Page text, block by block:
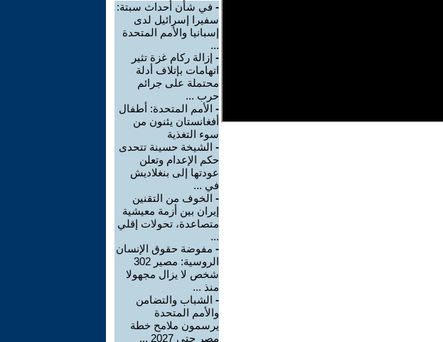
- في شأن أحداث سبتة:
سفيرا إسرائيل لدى
إسبانيا والأمم المتحدة
...
- إزالة ركام غزة تثير
اتهامات بإتلاف أدلة
محتملة على جرائم
حرب ...
- الأمم المتحدة: أطفال
أفغانستان يئنون من
سوء التغذية
- الشيخة حسينة تتحدى
حكم الإعدام وتعلن
عودتها إلى بنغلاديش
في ...
- الخوف من التقنين
إيران بين أزمة معيشية
متصاعدة، تحولات إقلي
...
- مفوضة حقوق الإنسان
الروسية: مصير 302
شخص لا يزال مجهولا
منذ ...
- الشباب والتضامن
والأمم المتحدة
يرسمون ملامح خطة
مصر حتى 2027 ...